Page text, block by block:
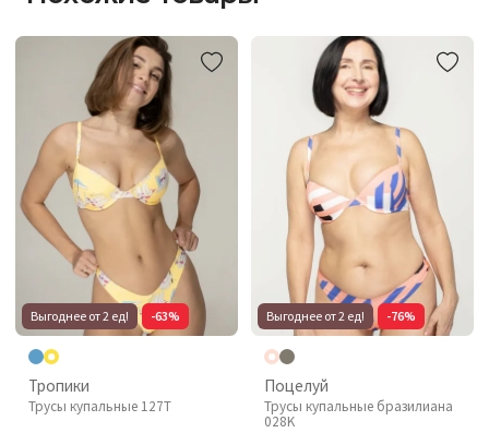
Выгоднее от 2 ед! -63%
Тропики
Трусы купальные 127T
Выгоднее от 2 ед! -76%
Поцелуй
Трусы купальные бразилиана
028K